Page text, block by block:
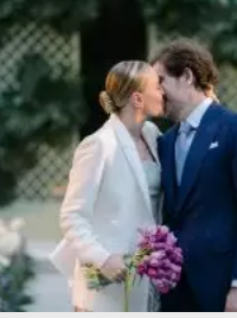
WILL YOU MARRY ME?
LUA DE MEL
COZINHA
DECORAÇÃO
DE NOIVA PRA NOIVA
S.O.S CASADAS
FALE COM O SAY I DO